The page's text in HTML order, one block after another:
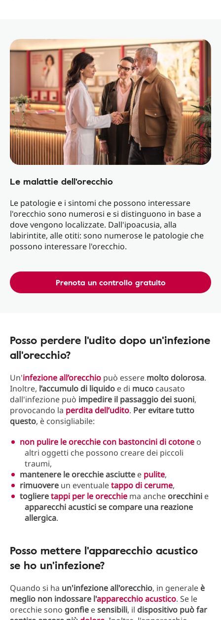
Le malattie dell'orecchio
Le patologie e i sintomi che possono interessare
l'orecchio sono numerosi e si distinguono in base a
dove vengono localizzate. Dall'ipoacusia, alla
labirintite, alle otiti: sono numerose le patologie che
possono interessare l'orecchio.
Prenota un controllo gratuito
Posso perdere l'udito dopo un'infezione
all'orecchio?
Un'infezione all’orecchio può essere molto dolorosa.
Inoltre, l’accumulo di liquido e di muco causato
dall'infezione può impedire il passaggio dei suoni,
provocando la perdita dell’udito. Per evitare tutto
questo, è consigliabile:
non pulire le orecchie con bastoncini di cotone o
altri oggetti che possono creare dei piccoli
traumi,
mantenere le orecchie asciutte e pulite,
rimuovere un eventualetappo di cerume,
toglieretappi per le orecchie ma anche orecchini e
apparecchi acustici se compare una reazione
allergica.
Posso mettere l'apparecchio acustico
se ho un'infezione?
Quando si ha un'infezione all'orecchio, in generale è
meglio non indossare l'apparecchio acustico. Se le
orecchie sono gonfie esensibili, il dispositivo può far